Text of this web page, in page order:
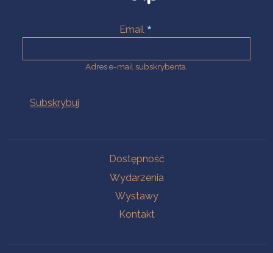
Email
Adres e-mail subskrybenta.
Dostępność
Wydarzenia
Wystawy
Kontakt